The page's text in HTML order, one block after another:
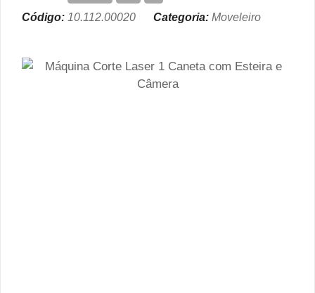
Código: 10.112.00020 Categoria: Moveleiro